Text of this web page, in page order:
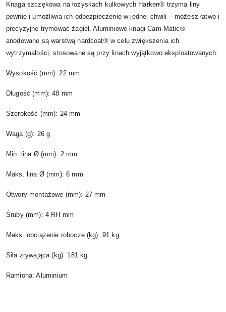
Knaga szczękowa na łożyskach kulkowych Harken® trzyma liny
pewnie i umożliwia ich odbezpieczenie w jednej chwili – możesz łatwo i
precyzyjne trymować żagiel. Aluminiowe knagi Cam-Matic®
anodowane są warstwą hardcoat® w celu zwiększenia ich
wytrzymałości, stosowane są przy linach wyjątkowo eksploatowanych.
Wysokość (mm): 22 mm
Długość (mm): 48 mm
Szerokość (mm): 24 mm
Waga (g): 26 g
Min. lina Ø (mm): 2 mm
Maks. lina Ø (mm): 6 mm
Otwory montażowe (mm): 27 mm
Śruby (mm): 4 RH mm
Maks. obciążenie robocze (kg): 91 kg
Siła zrywająca (kg): 181 kg
Ramiona: Aluminium